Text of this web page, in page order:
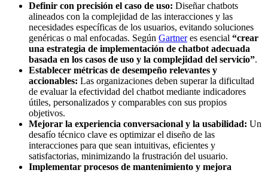
Definir con precisión el caso de uso: Diseñar chatbots
alineados con la complejidad de las interacciones y las
necesidades específicas de los usuarios, evitando soluciones
genéricas o mal enfocadas. Según Gartneres esencial “crear
una estrategia de implementación de chatbot adecuada
basada en los casos de uso y la complejidad del servicio”.
Establecer métricas de desempeño relevantes y
accionables: Las organizaciones deben superar la dificultad
de evaluar la efectividad del chatbot mediante indicadores
útiles, personalizados y comparables con sus propios
objetivos.
Mejorar la experiencia conversacional y la usabilidad: Un
desafío técnico clave es optimizar el diseño de las
interacciones para que sean intuitivas, eficientes y
satisfactorias, minimizando la frustración del usuario.
Implementar procesos de mantenimiento y mejora